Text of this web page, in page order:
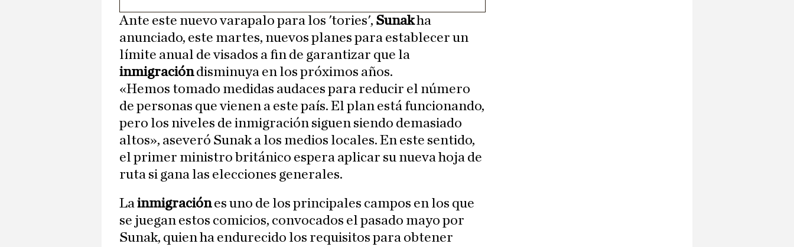
Ante este nuevo varapalo para los 'tories', Sunakha
anunciado, este martes, nuevos planes para establecer un
límite anual de visados a fin de garantizar que la
inmigracióndisminuya en los próximos años.
«Hemos tomado medidas audaces para reducir el número
de personas que vienen a este país. El plan está funcionando,
pero los niveles de inmigración siguen siendo demasiado
altos», aseveró Sunak a los medios locales. En este sentido,
el primer ministro británico espera aplicar su nueva hoja de
ruta si gana las elecciones generales.
Lainmigraciónes uno de los principales campos en los que
se juegan estos comicios, convocados el pasado mayo por
Sunak, quien ha endurecido los requisitos para obtener